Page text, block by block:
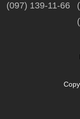
(097) 139-11-66